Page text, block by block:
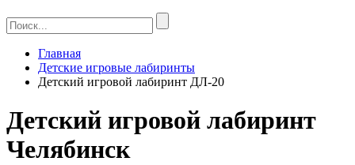
Главная
Детские игровые лабиринты
Детский игровой лабиринт ДЛ-20
Детский игровой лабиринт
Челябинск